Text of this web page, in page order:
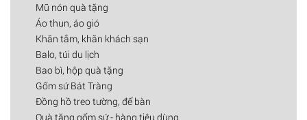
Mũ nón quà tặng
Áo thun, áo gió
Khăn tắm, khăn khách sạn
Balo, túi du lịch
Bao bì, hộp quà tặng
Gốm sứ Bát Tràng
Đồng hồ treo tường, để bàn
Quà tặng gốm sứ - hàng tiêu dùng